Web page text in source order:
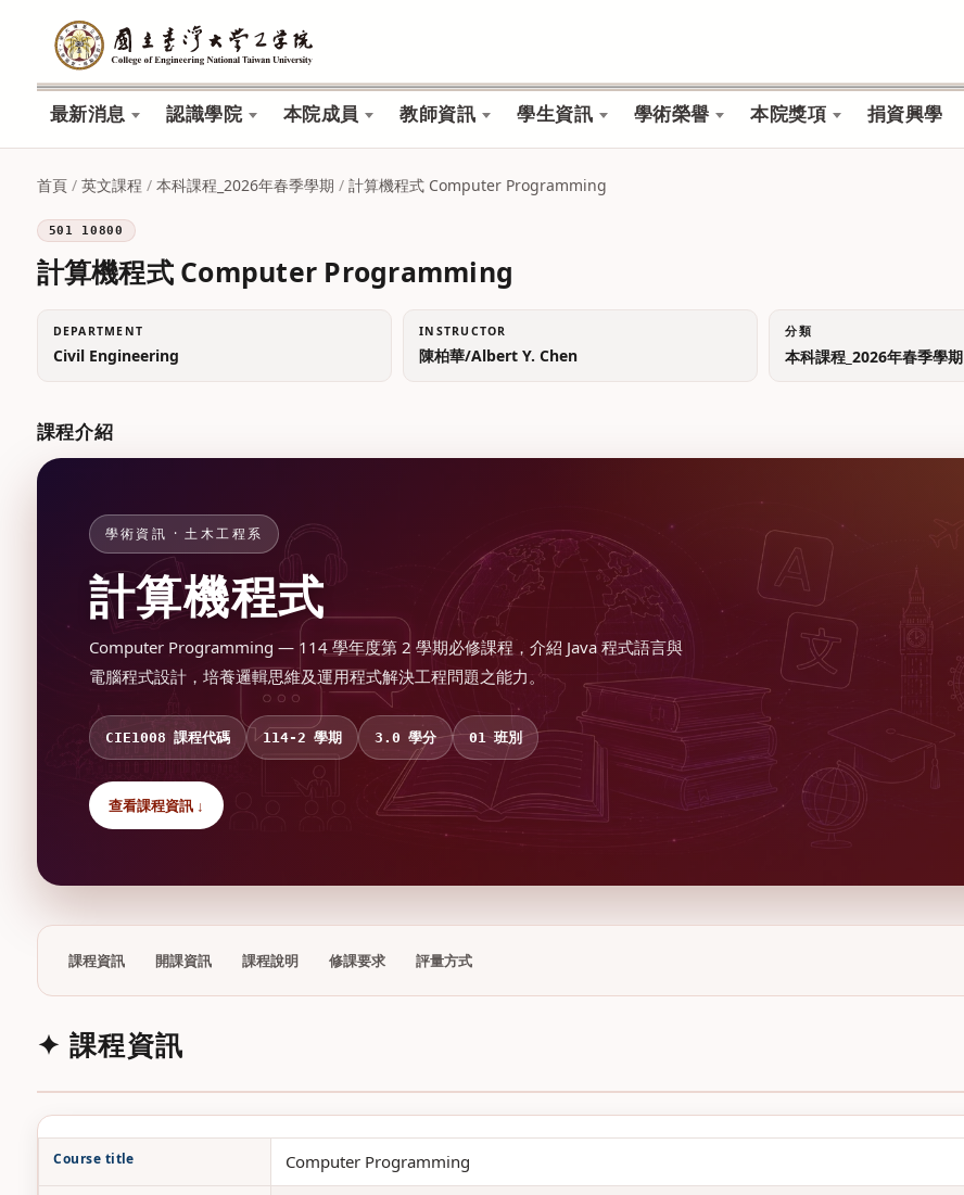
最新消息 認識學院 本院成員 教師資訊 學生資訊 學術榮譽 本院獎項 捐資興學
首頁 / 英文課程 / 本科課程_2026年春季學期 / 計算機程式 Computer Programming
501 10800
計算機程式 Computer Programming
DEPARTMENT
Civil Engineering
INSTRUCTOR
陳柏華/Albert Y. Chen
分類
本科課程_2026年春季學期
課程介紹
學術資訊 · 土木工程系
計算機程式
Computer Programming — 114 學年度第 2 學期必修課程，介紹 Java 程式語言與
電腦程式設計，培養邏輯思維及運用程式解決工程問題之能力。
CIE1008 課程代碼 114-2 學期 3.0 學分 01 班別
查看課程資訊 ↓
課程資訊 開課資訊 課程說明 修課要求 評量方式
✦ 課程資訊
Course title Computer Programming